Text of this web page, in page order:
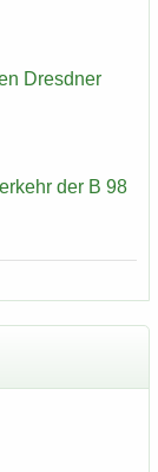
Dresd­ner
der B 98